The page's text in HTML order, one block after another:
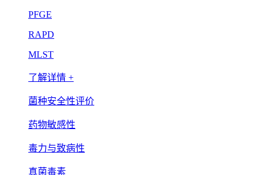
PFGE
RAPD
MLST
了解详情 +
菌种安全性评价
药物敏感性
毒力与致病性
真菌毒素